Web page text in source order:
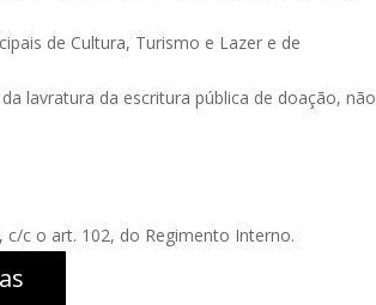
de Cultura, Turismo e Lazer e de
lavratura da escritura pública de doação, não
c o art. 102, do Regimento Interno.